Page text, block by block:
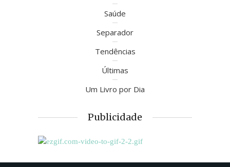
Saúde
Separador
Tendências
Últimas
Um Livro por Dia
Publicidade